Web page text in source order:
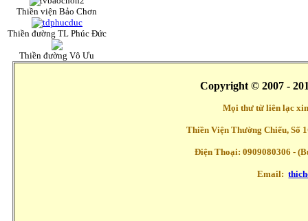
Thiền viện Bảo Chơn
Thiền đường TL Phúc Đức
Thiền đường Vô Ưu
Copyright © 2007 -
Mọi thư từ liên lạc
Thiền Viện Thường Chiếu, Số
Điện Thoại: 0909080306 -
Email: